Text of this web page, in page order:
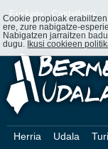
Euskera Castellano
Web
Herria Udala
Cookie propioak
ere, zure nabigatze-
Nabigatzen jarraitzen
dugu.
Ikusi cookieen